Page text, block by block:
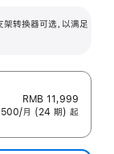
转换器可选，以满足
RMB 11,999
500/月 (24 期) 起